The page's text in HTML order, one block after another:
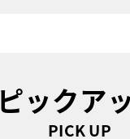
ピックア
PICK UP